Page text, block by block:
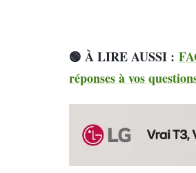
🟢 À LIRE AUSSI :
réponses à vos